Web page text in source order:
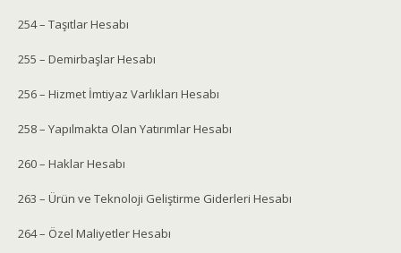
254 – Taşıtlar Hesabı
255 – Demirbaşlar Hesabı
256 – Hizmet İmtiyaz Varlıkları Hesabı
258 – Yapılmakta Olan Yatırımlar Hesabı
260 – Haklar Hesabı
263 – Ürün ve Teknoloji Geliştirme Giderleri Hesabı
264 – Özel Maliyetler Hesabı